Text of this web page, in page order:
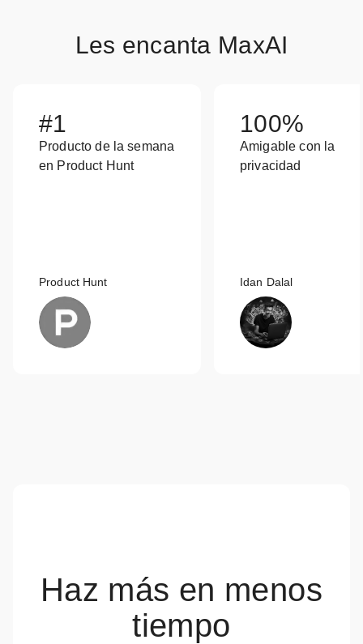
Les encanta MaxAI
#1
Producto de la semana
en Product Hunt
Product Hunt
100%
Amigable con la
privacidad
Idan Dalal
Haz más en menos
tiempo